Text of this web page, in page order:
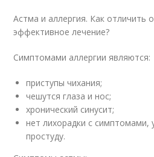
Астма и аллергия. Как отличить
эффективное лечение?
Симптомами аллергии являются:
приступы чихания;
чешутся глаза и нос;
хронический синусит;
нет лихорадки с
простуду.